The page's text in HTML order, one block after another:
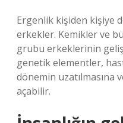
Ergenlik kişiden kişiye
erkekler. Kemikler ve
grubu erkeklerinin
genetik elementler,
dönemin uzatılmasına
açabilir.